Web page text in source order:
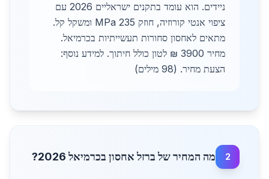
ניידים. הוא עומד בתקנים ישראליים 2026 עם
ציפוי אנטי קורוזיה, חוזק 235 MPa ומשקל קל.
מתאים לאחסון סחורות תעשייתיות בכרמיאל.
מחיר 3900 ₪ לטון כולל חיתוך. למידע נוסף:
הצעת מחיר. (98 מילים)
2 מה המחיר של ברזל אחסון בכרמיאל 2026?